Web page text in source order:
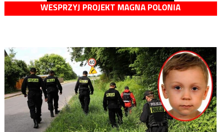
WESPRZYJ PROJEKT MAGNA POLONIA